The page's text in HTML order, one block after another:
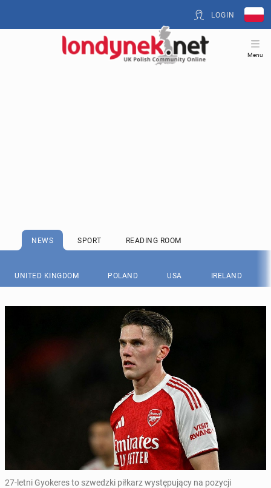
LOGIN
Menu
NEWS SPORT READING ROOM
UNITED KINGDOM POLAND USA IRELAND
27-letni Gyokeres to szwedzki piłkarz występujący na pozycji